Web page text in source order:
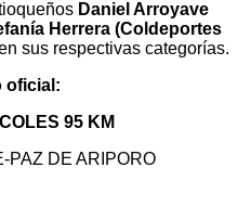
Daniel Arroyave
Herrera (Coldeportes
sus respectivas categorías.
oficial:
95 KM
PAZ DE ARIPORO